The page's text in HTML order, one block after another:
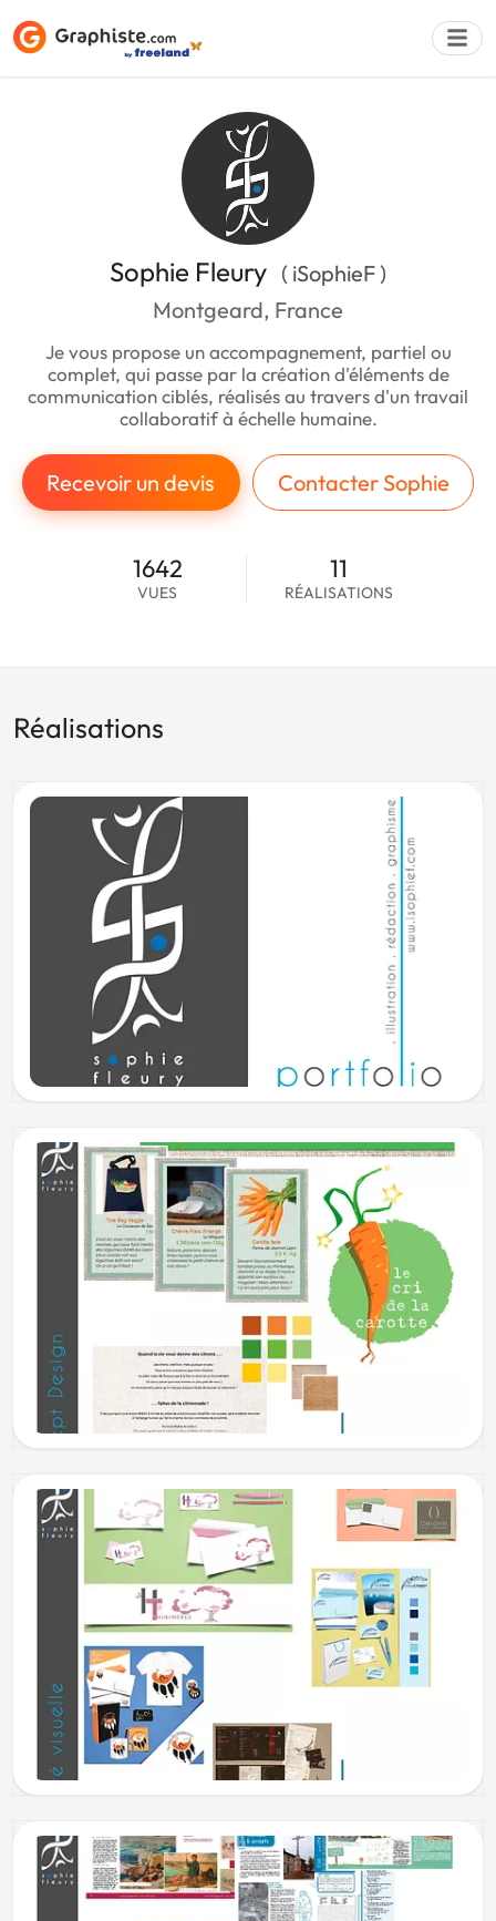
Sophie Fleury ( iSophieF )
Montgeard, France
Je vous propose un accompagnement, partiel ou
complet, qui passe par la création d'éléments de
communication ciblés, réalisés au travers d'un travail
collaboratif à échelle humaine.
Recevoir un devis Contacter Sophie
1642
VUES
11
RÉALISATIONS
Réalisations